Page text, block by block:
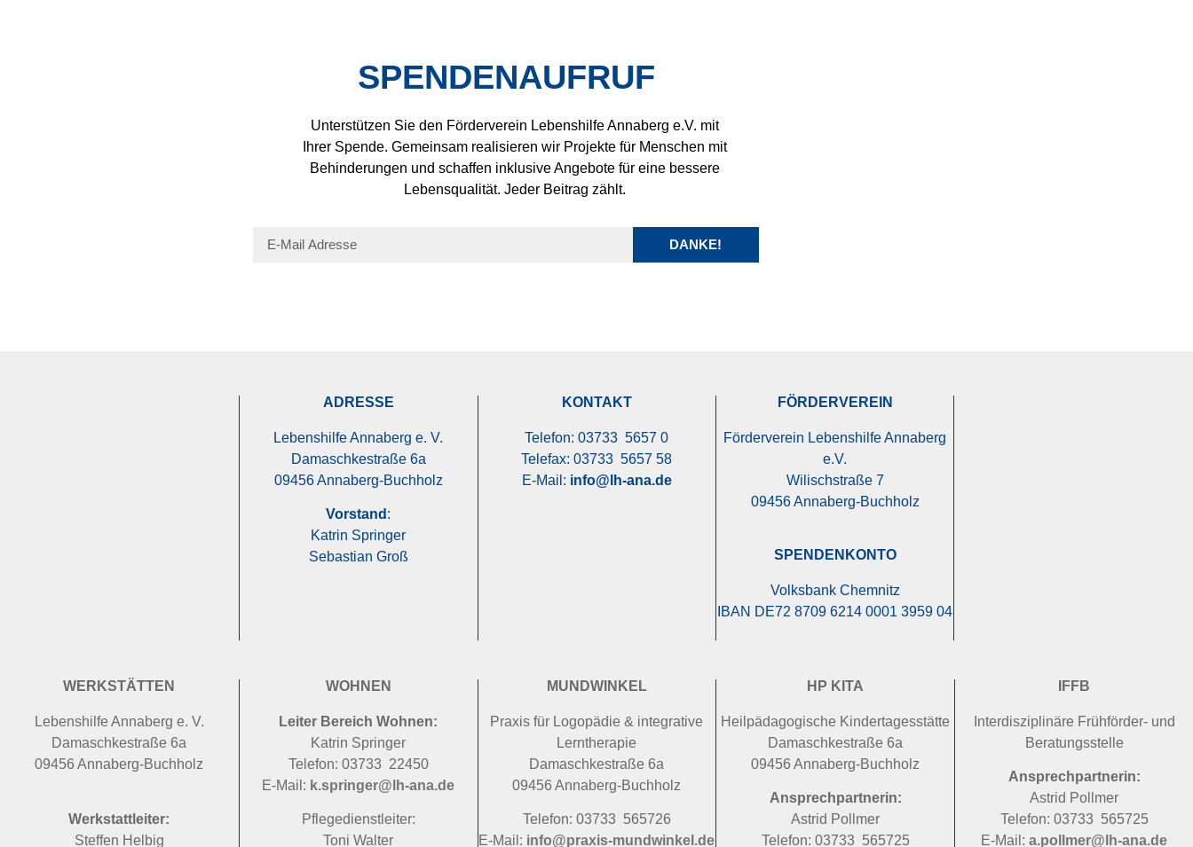
SPENDENAUFRUF
Unterstützen Sie den Förderverein Lebenshilfe Annaberg e.V. mit
Ihrer Spende. Gemeinsam realisieren wir Projekte für Menschen mit
Behinderungen und schaffen inklusive Angebote für eine bessere
Lebensqualität. Jeder Beitrag zählt.
DANKE!
ADRESSE
Lebenshilfe Annaberg e. V.
Damaschkestraße 6a
09456 Annaberg-Buchholz
Vorstand :
Katrin Springer
Sebastian Groß
KONTAKT
Telefon: 03733 5657 0
Telefax: 03733 5657 58
E-Mail: info@lh-ana.de
FÖRDERVEREIN
Förderverein Lebenshilfe Annaberg
e.V.
Wilischstraße 7
09456 Annaberg-Buchholz
SPENDENKONTO
Volksbank Chemnitz
IBAN DE72 8709 6214 0001 3959 04
WERKSTÄTTEN
Lebenshilfe Annaberg e. V.
Damaschkestraße 6a
09456 Annaberg-Buchholz
Werkstattleiter:
Steffen Helbig
WOHNEN
Leiter Bereich Wohnen:
Katrin Springer
Telefon: 03733 22450
E-Mail: k.springer@lh-ana.de
Pflegedienstleiter:
Toni Walter
MUNDWINKEL
Praxis für Logopädie & integrative
Lerntherapie
Damaschkestraße 6a
09456 Annaberg-Buchholz
Telefon: 03733 565726
E-Mail: info@praxis-mundwinkel.de
HP KITA
Heilpädagogische Kindertagesstätte
Damaschkestraße 6a
09456 Annaberg-Buchholz
Ansprechpartnerin:
Astrid Pollmer
Telefon: 03733 565725
IFFB
Interdisziplinäre Frühförder- und
Beratungsstelle
Ansprechpartnerin:
Astrid Pollmer
Telefon: 03733 565725
E-Mail:a.pollmer@lh-ana.de